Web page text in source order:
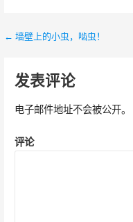
文
章
导
航
← 墙壁上的小虫，啮虫！
发表评论
电子邮件地址不会被公开。
评论